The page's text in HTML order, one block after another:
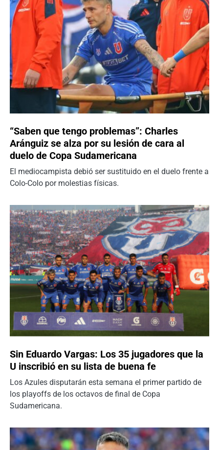
“Saben que tengo problemas”: Charles
Aránguiz se alza por su lesión de cara al
duelo de Copa Sudamericana
El mediocampista debió ser sustituido en el duelo frente a
Colo-Colo por molestias físicas.
Sin Eduardo Vargas: Los 35 jugadores que la
U inscribió en su lista de buena fe
Los Azules disputarán esta semana el primer partido de
los playoffs de los octavos de final de Copa
Sudamericana.